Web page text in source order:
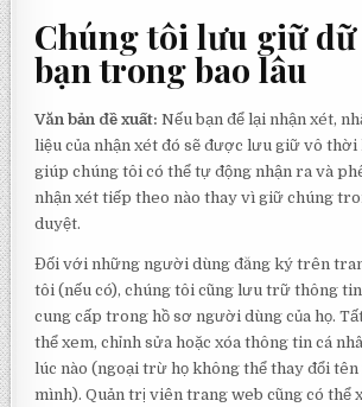
Chúng tôi lưu giữ
bạn trong bao lâu
Văn bản đề xuất:Nếu bạn để lại nhận xét,
liệu của nhận xét đó sẽ được lưu giữ vô thời
giúp chúng tôi có thể tự động nhận ra và
nhận xét tiếp theo nào thay vì giữ chúng
duyệt.
Đối với những người dùng đăng ký trên
tôi (nếu có), chúng tôi cũng lưu trữ thông tin
cung cấp trong hồ sơ người dùng của họ.
thể xem, chỉnh sửa hoặc xóa thông tin cá
lúc nào (ngoại trừ họ không thể thay đổi
mình). Quản trị viên trang web cũng có thể